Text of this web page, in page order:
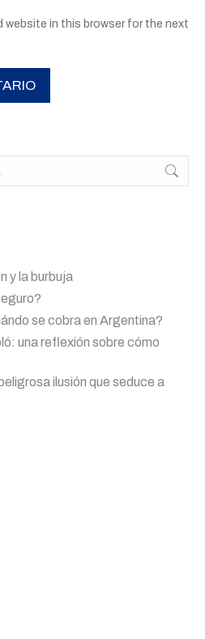
website in this browser for the next
y la burbuja
se cobra en Argentina?
una reflexión sobre cómo
ilusión que seduce a